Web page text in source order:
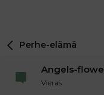
e
t
i
Perhe-elämä
Angels-
Vieras